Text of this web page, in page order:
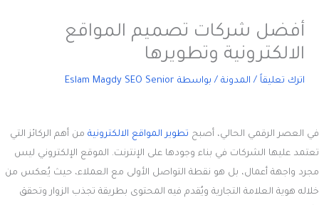
أفضل شركات تصميم المواقع
الالكترونية وتطويرها
اترك تعليقاً / المدونة / بواسطة Eslam Magdy SEO Senior
في العصر الرقمي الحالي، أصبح تطوير المواقع الالكترونية من أهم الركائز التي
تعتمد عليها الشركات في بناء وجودها على الإنترنت. الموقع الإلكتروني ليس
مجرد واجهة أعمال، بل هو نقطة التواصل الأولى مع العملاء، حيث يُعكس من
خلاله هوية العلامة التجارية ويُقدم فيه المحتوى بطريقة تجذب الزوار وتحقق